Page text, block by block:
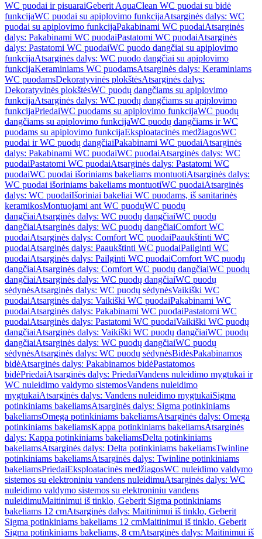
WC puodai ir pisuaraiGeberit AquaClean WC puodai su bidė
funkcijaWC puodai su apiplovimo funkcijaAtsarginės dalys: WC
puodai su apiplovimo funkcijaPakabinami WC puodaiAtsarginės
dalys: Pakabinami WC puodaiPastatomi WC puodaiAtsarginės
dalys: Pastatomi WC puodaiWC puodo dangčiai su apiplovimo
funkcijaAtsarginės dalys: WC puodo dangčiai su apiplovimo
funkcijaKeraminiams WC puodamsAtsarginės dalys: Keraminiams
WC puodamsDekoratyvinės plokštėsAtsarginės dalys:
Dekoratyvinės plokštėsWC puodų dangčiams su apiplovimo
funkcijaAtsarginės dalys: WC puodų dangčiams su apiplovimo
funkcijaPriedaiWC puodams su apiplovimo funkcijaWC puodų
dangčiams su apiplovimo funkcijaWC puodų dangčiams ir WC
puodams su apiplovimo funkcijaEksploatacinės medžiagosWC
puodai ir WC puodų dangčiaiPakabinami WC puodaiAtsarginės
dalys: Pakabinami WC puodaiWC puodaiAtsarginės dalys: WC
puodaiPastatomi WC puodaiAtsarginės dalys: Pastatomi WC
puodaiWC puodai išoriniams bakeliams montuotiAtsarginės dalys:
WC puodai išoriniams bakeliams montuotiWC puodaiAtsarginės
dalys: WC puodaiIšoriniai bakeliai WC puodams, iš sanitarinės
keramikosMontuojami ant WC puodųWC puodų
dangčiaiAtsarginės dalys: WC puodų dangčiaiWC puodų
dangčiaiAtsarginės dalys: WC puodų dangčiaiComfort WC
puodaiAtsarginės dalys: Comfort WC puodaiPaaukštinti WC
puodaiAtsarginės dalys: Paaukštinti WC puodaiPailginti WC
puodaiAtsarginės dalys: Pailginti WC puodaiComfort WC puodų
dangčiaiAtsarginės dalys: Comfort WC puodų dangčiaiWC puodų
dangčiaiAtsarginės dalys: WC puodų dangčiaiWC puodų
sėdynėsAtsarginės dalys: WC puodų sėdynėsVaikiški WC
puodaiAtsarginės dalys: Vaikiški WC puodaiPakabinami WC
puodaiAtsarginės dalys: Pakabinami WC puodaiPastatomi WC
puodaiAtsarginės dalys: Pastatomi WC puodaiVaikiški WC puodų
dangčiaiAtsarginės dalys: Vaikiški WC puodų dangčiaiWC puodų
dangčiaiAtsarginės dalys: WC puodų dangčiaiWC puodų
sėdynėsAtsarginės dalys: WC puodų sėdynėsBidėsPakabinamos
bidėAtsarginės dalys: Pakabinamos bidėPastatomos
bidėPriedaiAtsarginės dalys: PriedaiVandens nuleidimo mygtukai ir
WC nuleidimo valdymo sistemosVandens nuleidimo
mygtukaiAtsarginės dalys: Vandens nuleidimo mygtukaiSigma
potinkiniams bakeliamsAtsarginės dalys: Sigma potinkiniams
bakeliamsOmega potinkiniams bakeliamsAtsarginės dalys: Omega
potinkiniams bakeliamsKappa potinkiniams bakeliamsAtsarginės
dalys: Kappa potinkiniams bakeliamsDelta potinkiniams
bakeliamsAtsarginės dalys: Delta potinkiniams bakeliamsTwinline
potinkiniams bakeliamsAtsarginės dalys: Twinline potinkiniams
bakeliamsPriedaiEksploatacinės medžiagosWC nuleidimo valdymo
sistemos su elektroniniu vandens nuleidimuAtsarginės dalys: WC
nuleidimo valdymo sistemos su elektroniniu vandens
nuleidimuMaitinimui iš tinklo, Geberit Sigma potinkiniams
bakeliams 12 cmAtsarginės dalys: Maitinimui iš tinklo, Geberit
Sigma potinkiniams bakeliams 12 cmMaitinimui iš tinklo, Geberit
Sigma potinkiniams bakeliams, 8 cmAtsarginės dalys: Maitinimui iš